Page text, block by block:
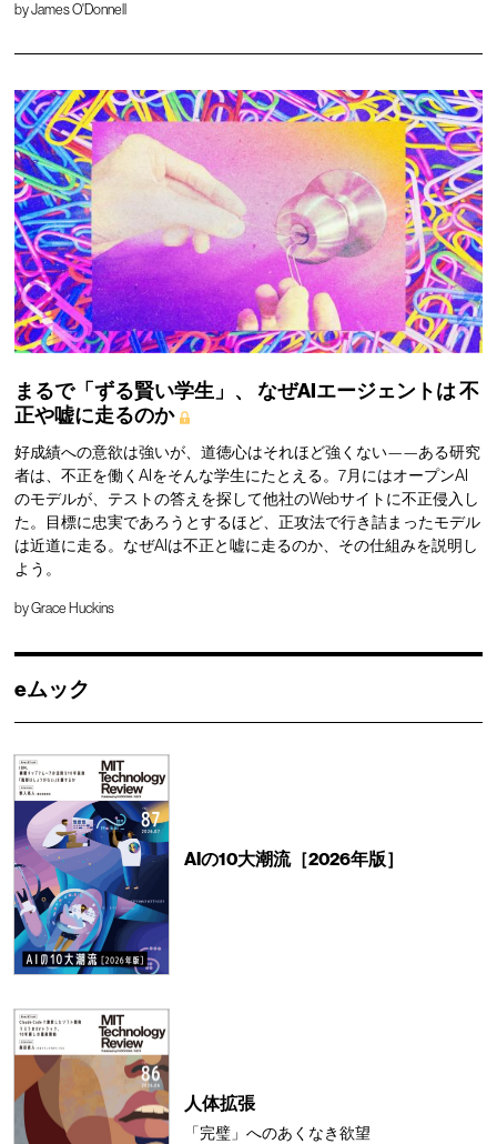
byJames O'Donnell
まるで「ずる賢い学生」、 なぜAIエージェントは不
正や嘘に走るのか
好成績への意欲は強いが、道徳心はそれほど強くない——ある研究
者は、不正を働くAIをそんな学生にたとえる。7月にはオープンAI
のモデルが、テストの答えを探して他社のWebサイトに不正侵入し
た。目標に忠実であろうとするほど、正攻法で行き詰まったモデル
は近道に走る。なぜAIは不正と嘘に走るのか、その仕組みを説明し
よう。
byGrace Huckins
eムック
AIの10大潮流［2026年版］
人体拡張
「完璧」へのあくなき欲望